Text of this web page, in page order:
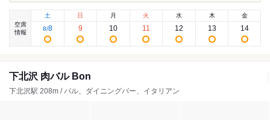
空席
情報
土
8/8
日
9
月
10
火
11
水
12
木
13
金
14
下北沢 肉バル Bon
下北沢駅 208m / バル、ダイニングバー、イタリアン